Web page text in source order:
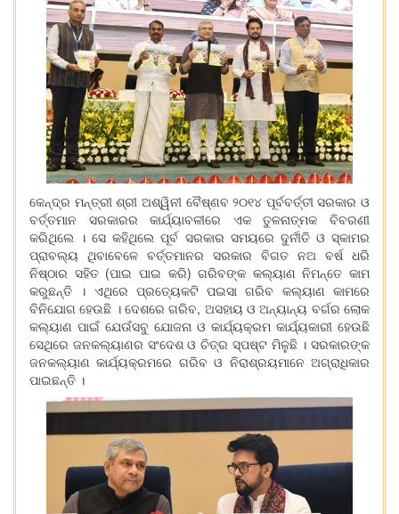
କେନ୍ଦ୍ର ମନ୍ତ୍ରୀ ଶ୍ରୀ ଅଶ୍ୱିନୀ ବୈଷ୍ଣବ ୨୦୧୪ ପୂର୍ବବର୍ତ୍ତୀ ସରକାର ଓ
ବର୍ତ୍ତମାନ ସରକାରର କାର୍ଯ୍ୟାବଳୀରେ ଏକ ତୁଳନାତ୍ମକ ବିବରଣୀ
କରିଥିଲେ । ସେ କହିଥିଲେ ପୂର୍ବ ସରକାର ସମୟରେ ଦୁର୍ନୀତି ଓ ସ୍କାମର
ପ୍ରାବଲ୍ୟ ଥିବାବେଳେ ବର୍ତ୍ତମାନର ସରକାର ବିଗତ ନଅ ବର୍ଷ ଧରି
ନିଷ୍ଠାର ସହିତ (ପାଇ ପାଇ କରି) ଗରିବଙ୍କ କଲ୍ୟାଣ ନିମନ୍ତେ କାମ
କରୁଛନ୍ତି । ଏଥିରେ ପ୍ରତ୍ୟେକଟି ପଇସା ଗରିବ କଲ୍ୟାଣ କାମରେ
ବିନିଯୋଗ ହେଉଛି । ଦେଶରେ ଗରିବ, ଅସହାୟ ଓ ଅନ୍ୟାନ୍ୟ ବର୍ଗର ଲୋକ
କଲ୍ୟାଣ ପାଇଁ ଯେଉଁସବୁ ଯୋଜନା ଓ କାର୍ଯ୍ୟକ୍ରମ କାର୍ଯ୍ୟକାରୀ ହେଉଛି
ସେଥିରେ ଜନକଲ୍ୟାଣର ସଂଦେଶ ଓ ଚିତ୍ର ସ୍ପଷ୍ଟ ମିଳୁଛି । ସରକାରଙ୍କ
ଜନକଲ୍ୟାଣ କାର୍ଯ୍ୟକ୍ରମରେ ଗରିବ ଓ ନିରାଶ୍ରୟମାନେ ଅଗ୍ରାଧିକାର
ପାଇଛନ୍ତି ।